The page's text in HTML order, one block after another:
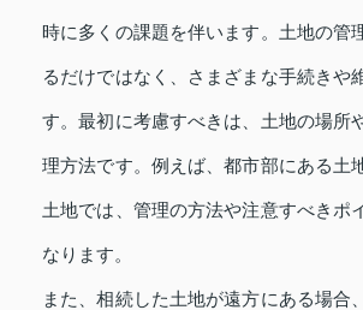
時に多くの課題を伴います。土地の管
るだけではなく、さまざまな手続きや
す。最初に考慮すべきは、土地の場所
理方法です。例えば、都市部にある土
土地では、管理の方法や注意すべきポ
なります。
また、相続した土地が遠方にある場合